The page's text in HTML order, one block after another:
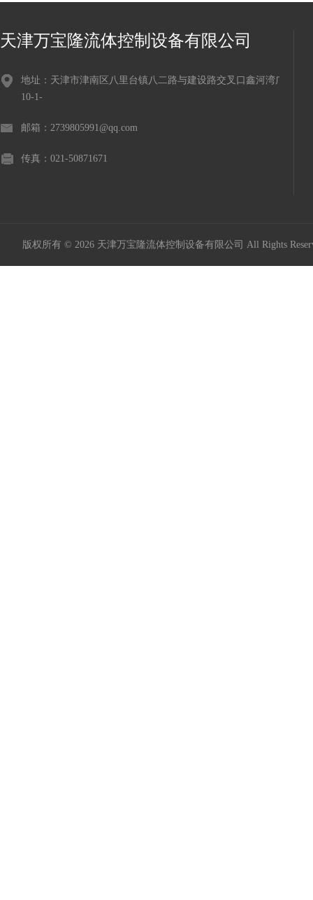
天津万宝隆流体控制设备有限公司
地址：天津市津南区八里台镇八二路与建设路交叉口鑫河湾广场
10-1-
邮箱：2739805991@qq.com
传真：021-50871671
版权所有 © 2026 天津万宝隆流体控制设备有限公司 All Rights